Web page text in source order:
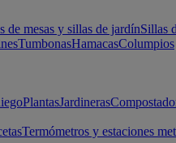
de mesas y sillas de jardínSillas
TumbonasHamacasColumpios
PlantasJardineras
Termómetros y estaciones